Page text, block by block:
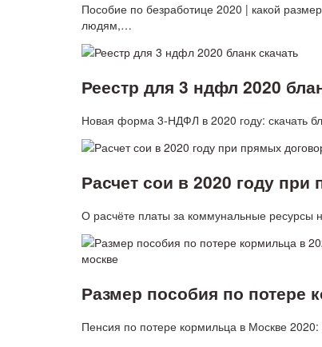
Пособие по безработице 2020 | какой
людям,…
Реестр для 3 ндфл 2020
Новая форма 3-НДФЛ в 2020 году: скачать
Расчет сои в 2020 году
О расчёте платы за коммунальные
Размер пособия по потере
Пенсия по потере кормильца в Москве